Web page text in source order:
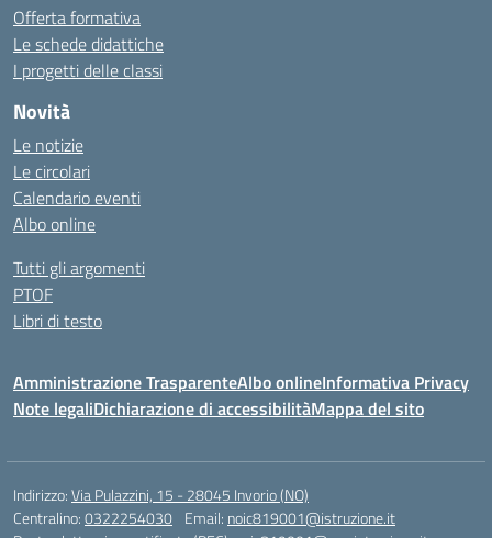
Offerta formativa
Le schede didattiche
I progetti delle classi
Novità
Le notizie
Le circolari
Calendario eventi
Albo online
Tutti gli argomenti
PTOF
Libri di testo
Amministrazione TrasparenteAlbo onlineInformativa Privacy
Note legaliDichiarazione di accessibilitàMappa del sito
Indirizzo:Via Pulazzini, 15 - 28045 Invorio (NO)
Centralino:0322254030 Email: noic819001@istruzione.it